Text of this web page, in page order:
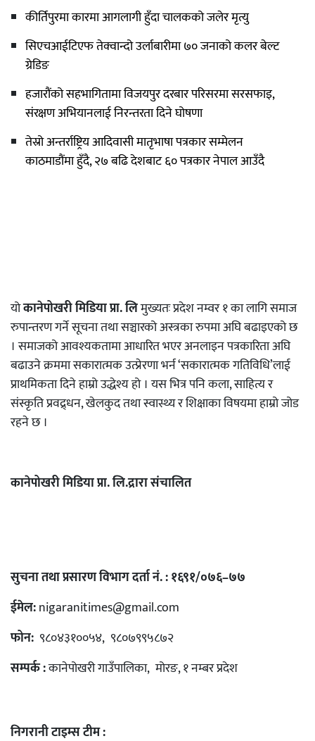
कीर्तिपुरमा कारमा आगलागी हुँदा चालकको जलेर मृत्यु
सिएचआईटिएफ तेक्वान्दो उर्लाबारीमा ७० जनाको कलर बेल्ट
ग्रेडिङ
हजारौंको सहभागितामा विजयपुर दरबार परिसरमा सरसफाइ,
संरक्षण अभियानलाई निरन्तरता दिने घोषणा
तेस्रो अन्तर्राष्ट्रिय आदिवासी मातृभाषा पत्रकार सम्मेलन
काठमाडौंमा हुँदै, २७ बढि देशबाट ६० पत्रकार नेपाल आउँदै
योकानेपोखरी मिडिया प्रा. लिमुख्यतः प्रदेश नम्वर १ का लागि समाज
रुपान्तरण गर्ने सूचना तथा सञ्चारको अस्त्रका रुपमा अघि बढाइएको छ
। समाजको आवश्यकतामा आधारित भएर अनलाइन पत्रकारिता अघि
बढाउने क्रममा सकारात्मक उत्प्रेरणा भर्न ‘सकारात्मक गतिविधि’लाई
प्राथमिकता दिने हाम्रो उद्धेश्य हो । यस भित्र पनि कला, साहित्य र
संस्कृति प्रवद्र्धन, खेलकुद तथा स्वास्थ्य र शिक्षाका विषयमा हाम्रो जोड
रहने छ ।
कानेपोखरी मिडिया प्रा. लि.द्रारा संचालित
सुचना तथा प्रसारण विभाग दर्ता नं. : १६९१/०७६–७७
ईमेल:nigaranitimes@gmail.com
फोन: ९८०४३१००५४, ९८०७९९५८७२
सम्पर्क :कानेपोखरी गाउँपालिका, मोरङ, १ नम्बर प्रदेश
निगरानी टाइम्स टीम :